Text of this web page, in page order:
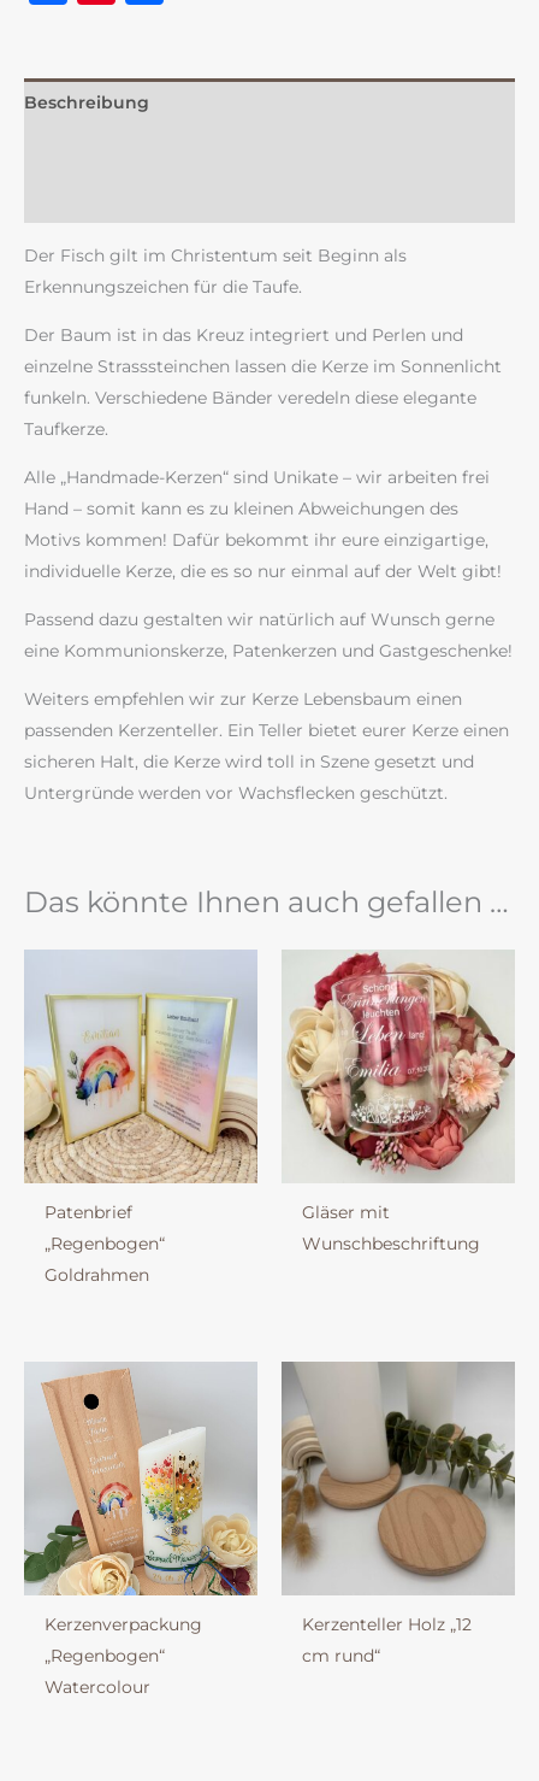
Beschreibung
Der Fisch gilt im Christentum seit Beginn als
Erkennungszeichen für die Taufe.
Der Baum ist in das Kreuz integriert und Perlen und
einzelne Strasssteinchen lassen die Kerze im Sonnenlicht
funkeln. Verschiedene Bänder veredeln diese elegante
Taufkerze.
Alle „Handmade-Kerzen“ sind Unikate – wir arbeiten frei
Hand – somit kann es zu kleinen Abweichungen des
Motivs kommen! Dafür bekommt ihr eure einzigartige,
individuelle Kerze, die es so nur einmal auf der Welt gibt!
Passend dazu gestalten wir natürlich auf Wunsch gerne
eine Kommunionskerze, Patenkerzen und Gastgeschenke!
Weiters empfehlen wir zur Kerze Lebensbaum einen
passenden Kerzenteller. Ein Teller bietet eurer Kerze einen
sicheren Halt, die Kerze wird toll in Szene gesetzt und
Untergründe werden vor Wachsflecken geschützt.
Das könnte Ihnen auch gefallen …
Patenbrief
„Regenbogen“
Goldrahmen
Gläser mit
Wunschbeschriftung
Kerzenverpackung
„Regenbogen“
Watercolour
Kerzenteller Holz „12
cm rund“